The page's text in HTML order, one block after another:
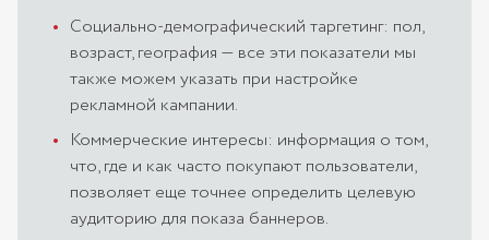
Социально-демографический таргетинг: пол,
возраст, география — все эти показатели мы
также можем указать при настройке
рекламной кампании.
Коммерческие интересы: информация о том,
что, где и как часто покупают пользователи,
позволяет еще точнее определить целевую
аудиторию для показа баннеров.